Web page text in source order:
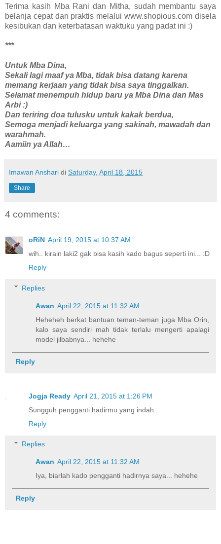
Terima kasih Mba Rani dan Mitha, sudah membantu saya
belanja cepat dan praktis melalui www.shopious.com disela
kesibukan dan keterbatasan waktuku yang padat ini :)
***
Untuk Mba Dina,
Sekali lagi maaf ya Mba, tidak bisa datang karena
memang kerjaan yang tidak bisa saya tinggalkan.
Selamat menempuh hidup baru ya Mba Dina dan Mas
Arbi :)
Dan teriring doa tulusku untuk kakak berdua,
Semoga menjadi keluarga yang sakinah, mawadah dan
warahmah.
Aamiin ya Allah…
Imawan Anshari di Saturday, April 18, 2015
Share
4 comments:
oRiN April 19, 2015 at 10:37 AM
wih.. kirain laki2 gak bisa kasih kado bagus seperti ini... :D
Reply
Replies
Awan April 22, 2015 at 11:32 AM
Heheheh berkat bantuan teman-teman juga Mba Orin,
kalo saya sendiri mah tidak terlalu mengerti apalagi
model jilbabnya... hehehe
Reply
Jogja Ready April 21, 2015 at 1:26 PM
Sungguh pengganti hadirmu yang indah...
Reply
Replies
Awan April 22, 2015 at 11:32 AM
Iya, biarlah kado pengganti hadirnya saya... hehehe
Reply